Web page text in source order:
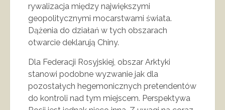
rywalizacja między największymi
geopolitycznymi mocarstwami świata.
Dążenia do działań w tych obszarach
otwarcie deklarują Chiny.
Dla Federacji Rosyjskiej, obszar Arktyki
stanowi podobne wyzwanie jak dla
pozostałych hegemonicznych pretendentów
do kontroli nad tym miejscem. Perspektywa